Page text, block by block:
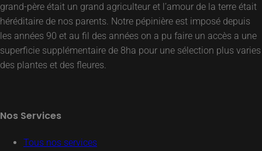
grand-père était un grand agriculteur et l’amour de la terre était
héréditaire de nos parents. Notre pépinière est imposé depuis
les années 90 et au fil des années on a pu faire un accès a une
superficie supplémentaire de 8ha pour une sélection plus varies
des plantes et des fleures.
Nos Services
Tous nos services